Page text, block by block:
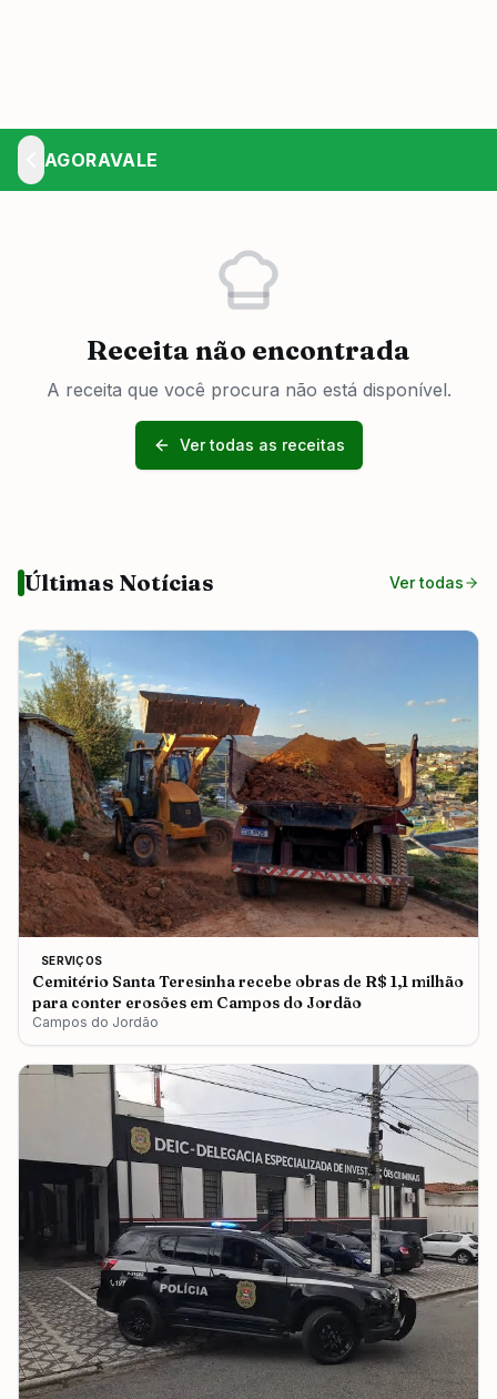
AGORAVALE
Receita não encontrada
A receita que você procura não está disponível.
Ver todas as receitas
Últimas Notícias Ver todas
SERVIÇOS
Cemitério Santa Teresinha recebe obras de R$ 1,1 milhão
para conter erosões em Campos do Jordão
Campos do Jordão